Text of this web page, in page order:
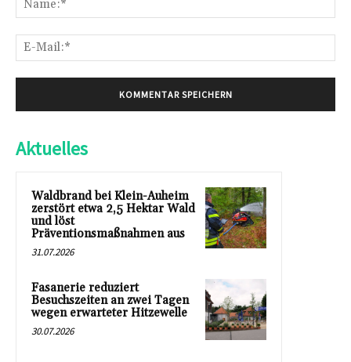
Aktuelles
Waldbrand bei Klein-Auheim
zerstört etwa 2,5 Hektar Wald
und löst
Präventionsmaßnahmen aus
31.07.2026
Fasanerie reduziert
Besuchszeiten an zwei Tagen
wegen erwarteter Hitzewelle
30.07.2026